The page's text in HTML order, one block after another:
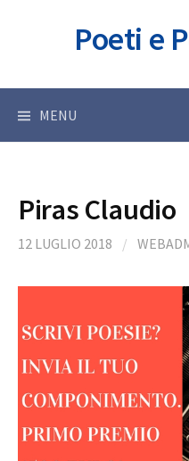
Poeti e
MENU
Piras Claudio
12 LUGLIO 2018 /